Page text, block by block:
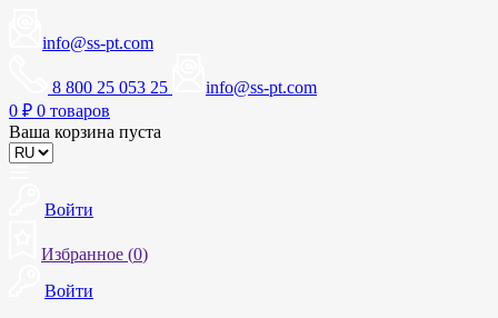
info@ss-pt.com
8 800 25 053 25
info@ss-pt.com
0 ₽ 0 товаров
Ваша корзина пуста
Войти
Избранное (0)
Войти